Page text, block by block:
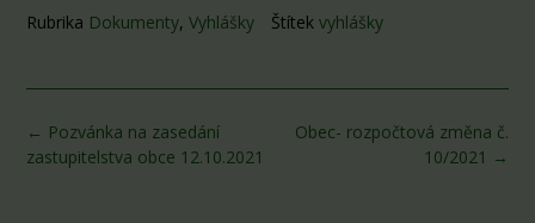
Rubrika Dokumenty, Vyhlášky Štítek vyhlášky
Post
navigation
Obec- rozpočtová změna č.
10/2021 →
← Pozvánka na zasedání
zastupitelstva obce 12.10.2021